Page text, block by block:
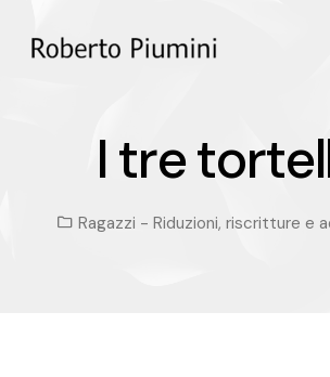
I tre tortellini
Itretortel
Ragazzi - Riduzioni, riscritture e